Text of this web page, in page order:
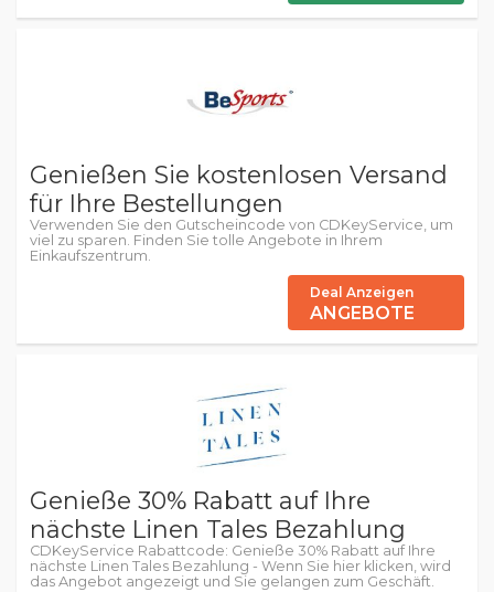
Genießen Sie kostenlosen Versand
für Ihre Bestellungen
Verwenden Sie den Gutscheincode von CDKeyService, um
viel zu sparen. Finden Sie tolle Angebote in Ihrem
Einkaufszentrum.
Deal Anzeigen
ANGEBOTE
Genieße 30% Rabatt auf Ihre
nächste Linen Tales Bezahlung
CDKeyService Rabattcode: Genieße 30% Rabatt auf Ihre
nächste Linen Tales Bezahlung - Wenn Sie hier klicken, wird
das Angebot angezeigt und Sie gelangen zum Geschäft.